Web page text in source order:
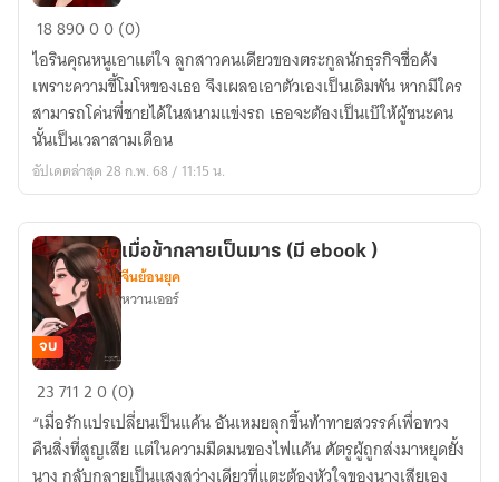
เบ๊
รัก
นาย
นัก
แข่ง
1889000 (0)
ไอรินคุณหนูเอาแต่ใจ ลูกสาวคนเดียวของตระกูลนักธุรกิจชื่อดัง
เพราะความขี้โมโหของเธอ จึงเผลอเอาตัวเองเป็นเดิมพัน หากมีใคร
สามารถโค่นพี่ชายได้ในสนามแข่งรถ เธอจะต้องเป็นเบ๊ให้ผู้ชนะคน
นั้นเป็นเวลาสามเดือน
อัปเดตล่าสุด 28 ก.พ. 68 / 11:15 น.
เมื่อ
ข้า
กลาย
เป็น
จบ
เมื่อข้ากลายเป็นมาร (มี ebook )
จีนย้อนยุค
หวานเออร์
2371120 (0)
“เมื่อรักแปรเปลี่ยนเป็นแค้น อันเหมยลุกขึ้นท้าทายสวรรค์เพื่อทวง
คืนสิ่งที่สูญเสีย แต่ในความมืดมนของไฟแค้น ศัตรูผู้ถูกส่งมาหยุดยั้ง